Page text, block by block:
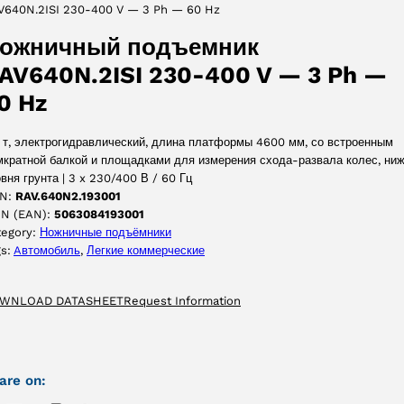
230-400 V — 3 Ph — 60 Hz
подъемник
230-400 V — 3 Ph —
Hz
электрогидравлический, длина платформы 4600 мм, со встроенным
балкой и площадками для измерения схода-развала колес,
грунта | 3 x 230/400 В / 60 Гц
RAV.640N2.193001
(EAN): 5063084193001
Ножничные подъёмники
Aвтомобиль, Легкие коммерческие
DATASHEETRequest Information
on: